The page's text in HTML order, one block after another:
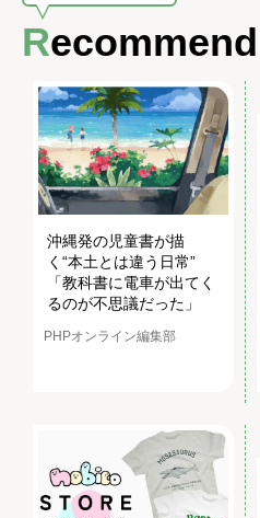
Recommend
沖縄発の児童書が描
く“本土とは違う日常”
「教科書に電車が出てく
るのが不思議だった」
PHPオンライン編集部